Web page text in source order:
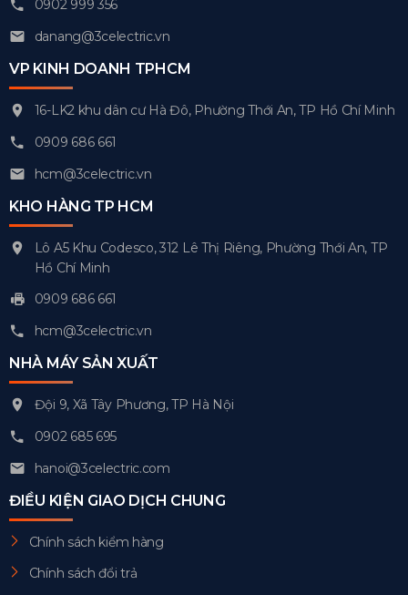
0902 999 356
danang@3celectric.vn
VP KINH DOANH TPHCM
16-LK2 khu dân cư Hà Đô, Phường Thới An, TP Hồ Chí Minh
0909 686 661
hcm@3celectric.vn
KHO HÀNG TP HCM
Lô A5 Khu Codesco, 312 Lê Thị Riêng, Phường Thới An, TP
Hồ Chí Minh
0909 686 661
hcm@3celectric.vn
NHÀ MÁY SẢN XUẤT
Đội 9, Xã Tây Phương, TP Hà Nội
0902 685 695
hanoi@3celectric.com
ĐIỀU KIỆN GIAO DỊCH CHUNG
Chính sách kiểm hàng
Chính sách đổi trả